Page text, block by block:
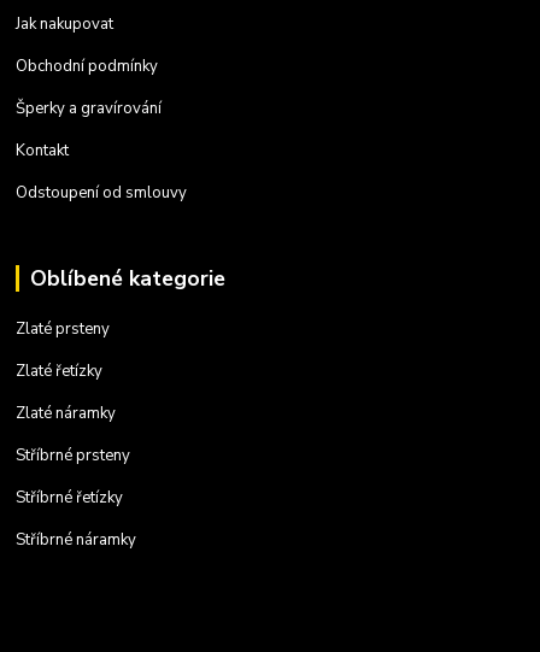
Jak nakupovat
Obchodní podmínky
Šperky a gravírování
Kontakt
Odstoupení od smlouvy
Oblíbené kategorie
Zlaté prsteny
Zlaté řetízky
Zlaté náramky
Stříbrné prsteny
Stříbrné řetízky
Stříbrné náramky